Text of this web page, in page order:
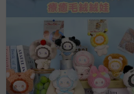
包含完整包裝、配件
如需退換貨，請於收
瑕疵退換貨所產生的
退貨，您可至『查詢
並點選『我要退貨』